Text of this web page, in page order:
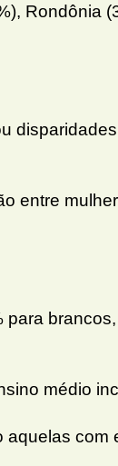
Rondônia
entre
para
médio
com